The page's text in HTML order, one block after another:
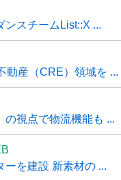
スチームList::X ...
動産（CRE）領域を ...
視点で物流機能も ...
を建設 新素材の ...